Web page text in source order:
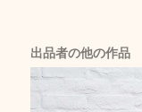
出品者の他の作品